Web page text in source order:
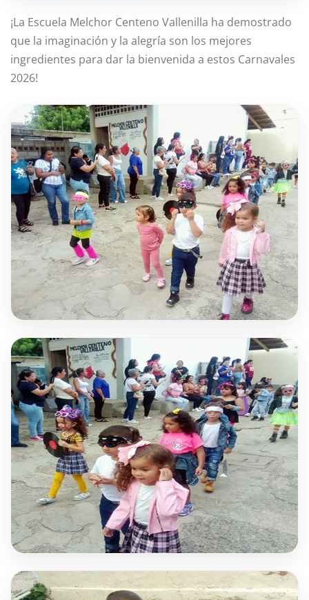
¡La Escuela Melchor Centeno Vallenilla ha demostrado
que la imaginación y la alegría son los mejores
ingredientes para dar la bienvenida a estos Carnavales
2026!